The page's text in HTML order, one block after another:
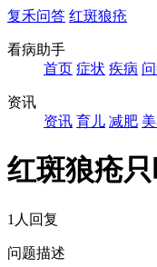
复禾问答 红斑狼疮
看病助手
首页 症状 疾病
资讯
资讯 育儿 减肥
红斑狼疮
1人回复
问题描述